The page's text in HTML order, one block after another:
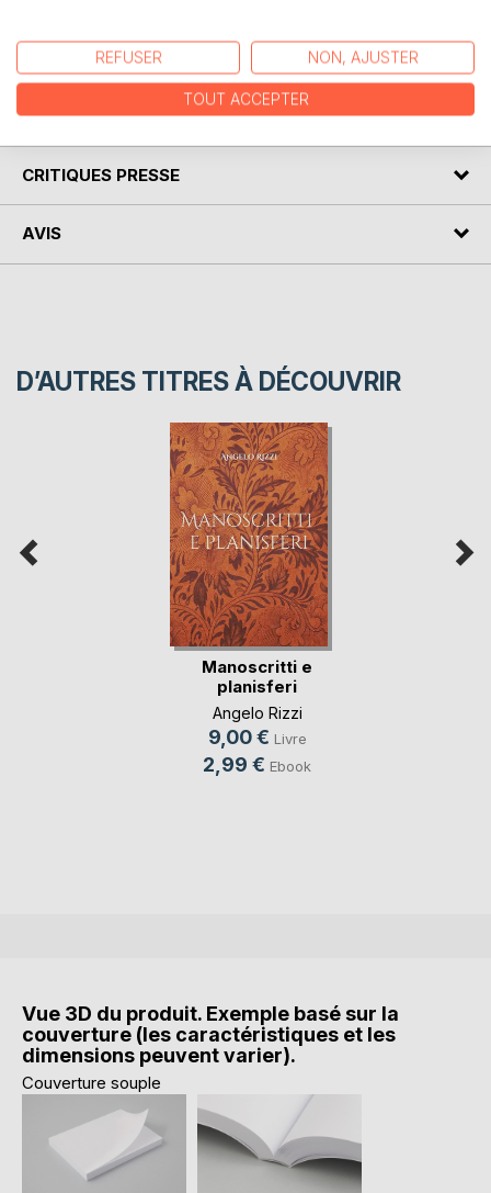
En el breve invierno de Cuba, 2016
AUTEUR(S)
CRITIQUES PRESSE
AVIS
D’AUTRES TITRES À DÉCOUVRIR
Manoscritti e
planisferi
Angelo Rizzi
9,00 € Livre
2,99 € Ebook
Vue 3D du produit. Exemple basé sur la
couverture (les caractéristiques et les
dimensions peuvent varier).
Couverture souple
REFUSER NON, AJUSTER
TOUT ACCEPTER